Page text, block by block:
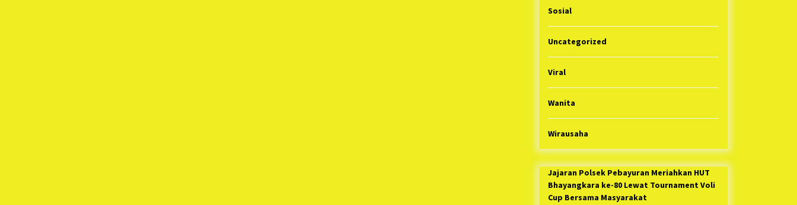
Sosial
Uncategorized
Viral
Wanita
Wirausaha
Jajaran Polsek Pebayuran Meriahkan HUT
Bhayangkara ke-80 Lewat Tournament Voli
Cup Bersama Masyarakat